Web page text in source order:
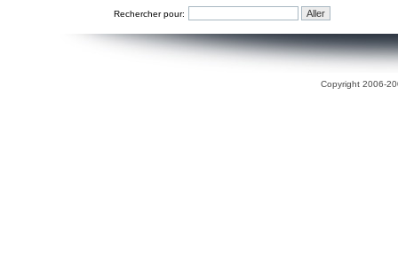
Rechercher pour:
Copyright 2006-